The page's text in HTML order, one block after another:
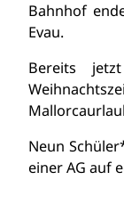
Bahnhof
Evau.
Bereits
Neun
einer AG auf